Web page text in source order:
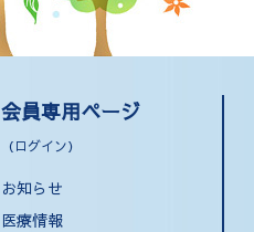
会員専用ページ
（ログイン）
お知らせ
医療情報